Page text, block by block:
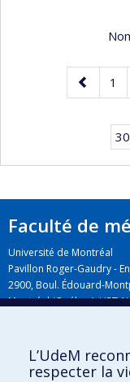
PagePage
1
Faculté de
Université de Montréal
Pavillon Roger-Gaudry -
2900, Boul. Édouard-
Montréal (Québec) H3T
Plan du campus
L’UdeM
respecter la